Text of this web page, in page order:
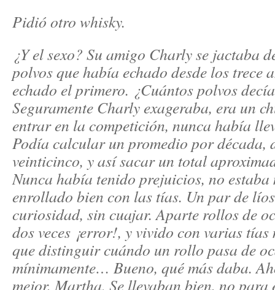
Pidió otro whisky.
¿Y el sexo? Su amigo Charly se jactaba
polvos que había echado desde los trece
echado el primero. ¿Cuántos polvos
Seguramente Charly exageraba, era un
entrar en la competición, nunca había
Podía calcular un promedio por década,
veinticinco, y así sacar un total
Nunca había tenido prejuicios, no
enrollado bien con las tías. Un par de
curiosidad, sin cuajar. Aparte rollos de
dos veces ¡error!, y vivido con varias
que distinguir cuándo un rollo pasa de
mínimamente… Bueno, qué más daba.
mejor, Martha. Se llevaban bien, no para